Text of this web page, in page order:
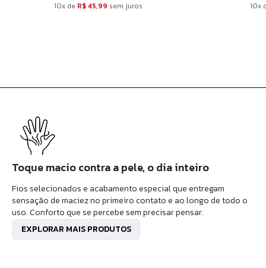
10x de R$ 45,99 sem juros 10x
Toque macio contra a pele, o dia inteiro
Fios selecionados e acabamento especial que entregam
sensação de maciez no primeiro contato e ao longo de todo o
uso. Conforto que se percebe sem precisar pensar.
EXPLORAR MAIS PRODUTOS